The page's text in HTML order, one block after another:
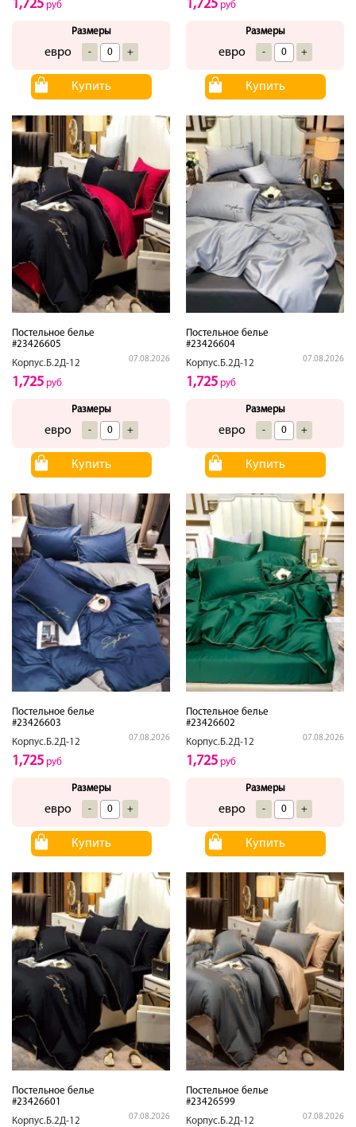
1,725 руб
Размеры
евро - +
Купить
1,725 руб
Размеры
евро - +
Купить
Постельное белье
#23426605
Корпус.Б.2Д-12
07.08.2026
1,725 руб
Размеры
евро - +
Купить
Постельное белье
#23426604
Корпус.Б.2Д-12
07.08.2026
1,725 руб
Размеры
евро - +
Купить
Постельное белье
#23426603
Корпус.Б.2Д-12
07.08.2026
1,725 руб
Размеры
евро - +
Купить
Постельное белье
#23426602
Корпус.Б.2Д-12
07.08.2026
1,725 руб
Размеры
евро - +
Купить
Постельное белье
#23426601
Корпус.Б.2Д-12
07.08.2026
Постельное белье
#23426599
Корпус.Б.2Д-12
07.08.2026